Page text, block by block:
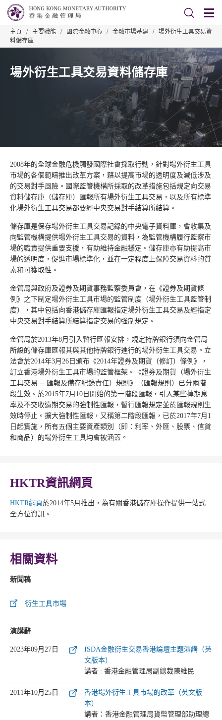
主頁 / 主要職能 / 國際金融中心 / 金融市場基建 /
場外衍生工具交易資
料儲存庫
場外衍生工具交易資料儲存庫
2008年的全球金融危機觸發國際社會採取行動，針對場外衍生工具
市場的各個範疇推出改革方案，藉以提高市場的透明度及減低涉及
的交易對手風險。國際監管機構所採取的改革措施包括規定向交易
資料儲存庫（儲存庫）匯報所有場外衍生工具交易，以及所有標準
化場外衍生工具交易都要經中央交易對手結算所結算。
儲存庫是保存場外衍生工具交易記錄的中央電子資料庫，會收集及
向監管機構提供場外衍生工具交易的資料，為監管機構履行監察市
場的職責提供重要支援，有助維持金融穩定。儲存庫亦有助提高市
場的透明度，促進市場標準化，並在一定程度上保障交易資料的質
素和可獲取性。
金管局與政府及證券及期貨事務監察委員會，在《證券及期貨條
例》之下制定場外衍生工具市場的監管制度（場外衍生工具監管制
度），其中包括向香港儲存庫匯報指定場外衍生工具交易及經指定
中央交易對手結算所結算指定交易的強制規定。
金管局於2013年8月引入暫行匯報安排，規定持牌銀行須向金管局
所設的儲存庫匯報其與其他持牌銀行進行的場外衍生工具交易。立
法會於2014年3月26日頒布《2014年證券及期貨（修訂）條例》，
訂立香港場外衍生工具市場的監管框架。《證券及期貨（場外衍生
工具交易 ─ 匯報及備存紀錄責任）規則》（匯報規則）已分兩階
段生效。於2015年7月10日開始的第一階段匯報，引入某些掉期息
率及不交收遠期交易的強制性匯報，暫行匯報規定並於匯報規則生
效時停止。擴大強制性匯報，又稱第二階段匯報，已於2017年7月1
日起實施，所有五個主要資產類別（即：利率、外匯、股票、信貸
和商品）的場外衍生工具均會被涵蓋。
HKTR資訊網頁
HKTR網頁於2014年5月推出，為有關香港儲存庫操作提供一站式
全方位資訊。
相關資料
新聞稿
衍生工具市場
演講辭
2023年09月27日
ISDA金融衍生交易香港論壇主題演講（英
文版本）
講者 : 香港金融管理局副總裁陳維民
2011年10月25日
香港場外衍生工具市場的改革（英文版
本）
講者：香港金融管理局貨幣管理部助理總